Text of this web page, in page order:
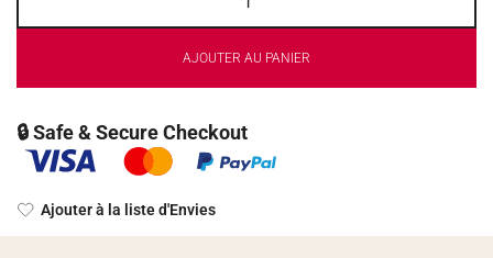
AJOUTER AU PANIER
🔒 Safe & Secure Checkout
Ajouter à la liste d'Envies